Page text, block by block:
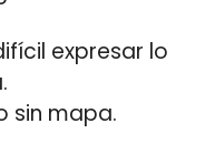
expresar lo
sin mapa.